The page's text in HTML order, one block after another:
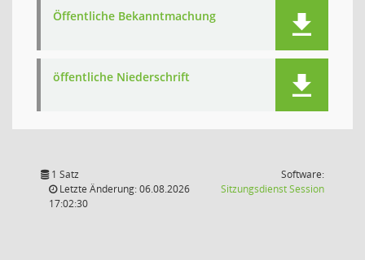
Öffentliche Bekanntmachung
öffentliche Niederschrift
1 Satz
Letzte Änderung: 06.08.2026
17:02:30
Software:
SitzungsdienstSession(Wird in